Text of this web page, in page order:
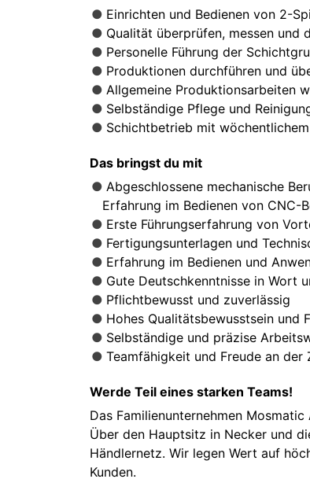
Einrichten und Bedienen von 2-
Qualität überprüfen, messen und
Personelle Führung der
Produktionen durchführen und
Allgemeine Produktionsarbeiten
Selbständige Pflege und
Schichtbetrieb mit
Das bringst du mit
Abgeschlossene mechanische
Erfahrung im Bedienen von CNC-
Erste Führungserfahrung von
Fertigungsunterlagen und
Erfahrung im Bedienen und
Gute Deutschkenntnisse in Wort
Pflichtbewusst und zuverlässig
Hohes Qualitätsbewusstsein und
Selbständige und präzise
Teamfähigkeit und Freude an der
Werde Teil eines starken Teams!
Das Familienunternehmen
Über den Hauptsitz in Necker und
Händlernetz. Wir legen Wert auf
Kunden.